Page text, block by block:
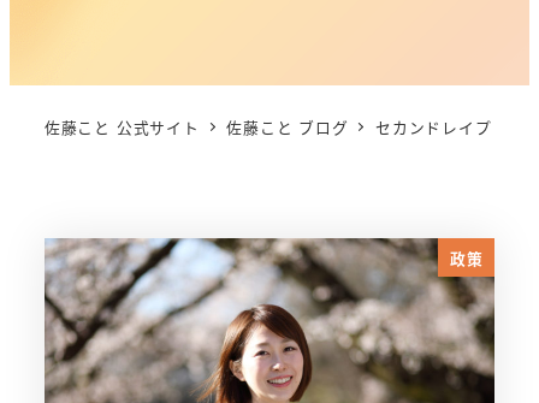
佐藤こと 公式サイト 佐藤こと ブログ セカンドレイプ
政策